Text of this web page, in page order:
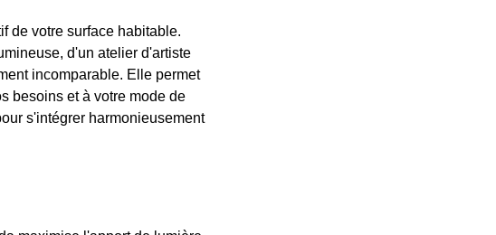
de votre surface habitable.
d'un atelier d'artiste
incomparable. Elle permet
besoins et à votre mode de
s'intégrer harmonieusement